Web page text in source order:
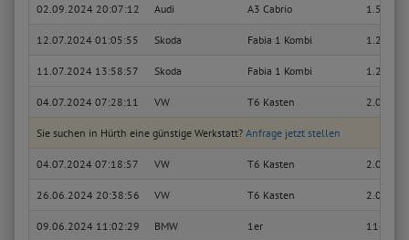
02.09.2024 20:07:12 Audi A3 Cabrio 1.5 TFSI
12.07.2024 01:05:55 Skoda Fabia 1 Kombi 1.2
11.07.2024 13:58:57 Skoda Fabia 1 Kombi 1.2
04.07.2024 07:28:11 VW T6 Kasten 2.0 TDI
Sie suchen in Hürth eine günstige Werkstatt? Anfrage jetzt stellen
04.07.2024 07:18:57 VW T6 Kasten 2.0 TDI
26.06.2024 20:38:56 VW T6 Kasten 2.0 TDI
09.06.2024 11:02:29 BMW 1er 116i